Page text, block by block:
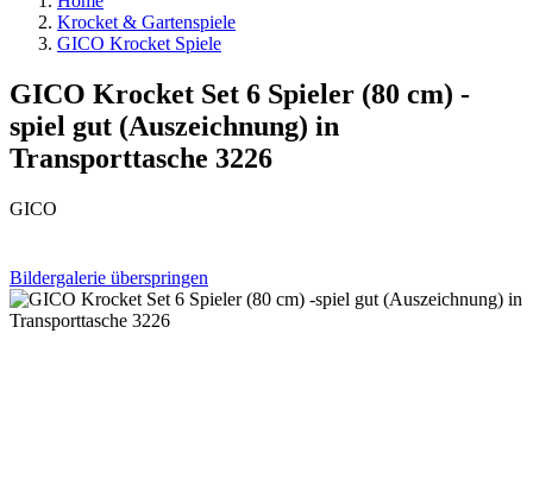
Krocket & Gartenspiele
GICO Krocket Spiele
GICO Krocket Set 6 Spieler (80 cm) -
spiel gut (Auszeichnung) in
Transporttasche 3226
GICO
Bildergalerie überspringen